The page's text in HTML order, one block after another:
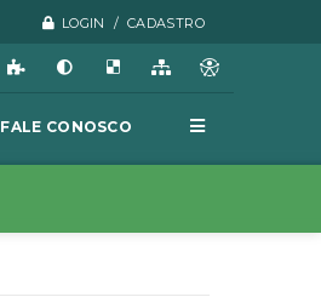
LOGIN / CADASTRO
FALE CONOSCO